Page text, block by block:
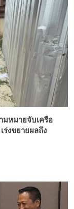
หมายจับเครือ
ร่งขยายผลถึง